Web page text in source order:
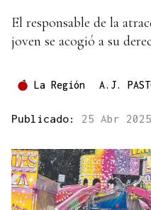
El responsable de la
joven se acogió a su
La Región A.J.
Publicado: 25 Abr